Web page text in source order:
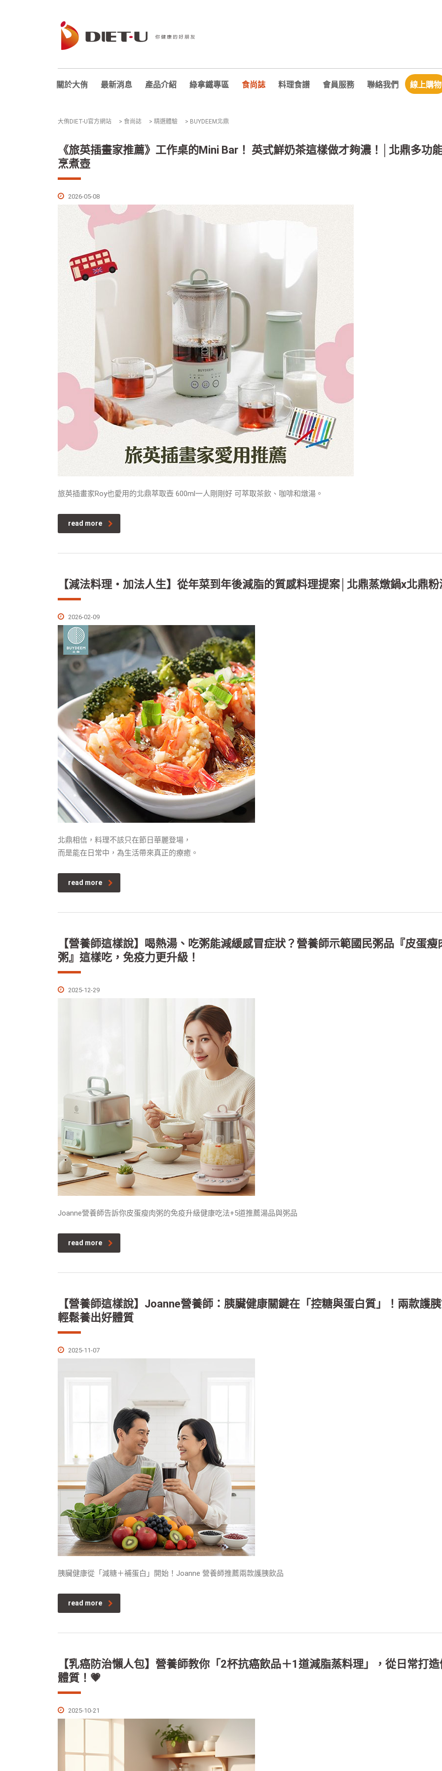
關於大侑 最新消息 產品介紹 綠拿鐵專區 食尚誌 料理食譜 會員服務 聯絡我們 線上購物
大侑DIET-U官方網站 > 食尚誌 > 精選體驗 > BUYDEEM北鼎
《旅英插畫家推薦》工作桌的Mini Bar！ 英式鮮奶茶這樣做才夠濃！│北鼎多功
烹煮壺
2026-05-08
旅英插畫家Roy也愛用的北鼎萃取壺 600ml一人剛剛好 可萃取茶飲、咖啡和燉湯。
read more
【減法料理・加法人生】從年菜到年後減脂的質感料理提案│北鼎蒸燉鍋x北鼎粉
2026-02-09
北鼎相信，料理不該只在節日華麗登場，
而是能在日常中，為生活帶來真正的療癒。
read more
【營養師這樣說】喝熱湯、吃粥能減緩感冒症狀？營養師示範國民粥品『皮蛋瘦
粥』這樣吃，免疫力更升級！
2025-12-29
Joanne營養師告訴你皮蛋瘦肉粥的免疫升級健康吃法+5道推薦湯品與粥品
read more
【營養師這樣說】Joanne營養師：胰臟健康關鍵在「控糖與蛋白質」！兩款護
輕鬆養出好體質
2025-11-07
胰臟健康從「減糖＋補蛋白」開始！Joanne 營養師推薦兩款護胰飲品
read more
【乳癌防治懶人包】營養師教你「2杯抗癌飲品＋1道減脂蒸料理」，從日常打
體質！💗
2025-10-21